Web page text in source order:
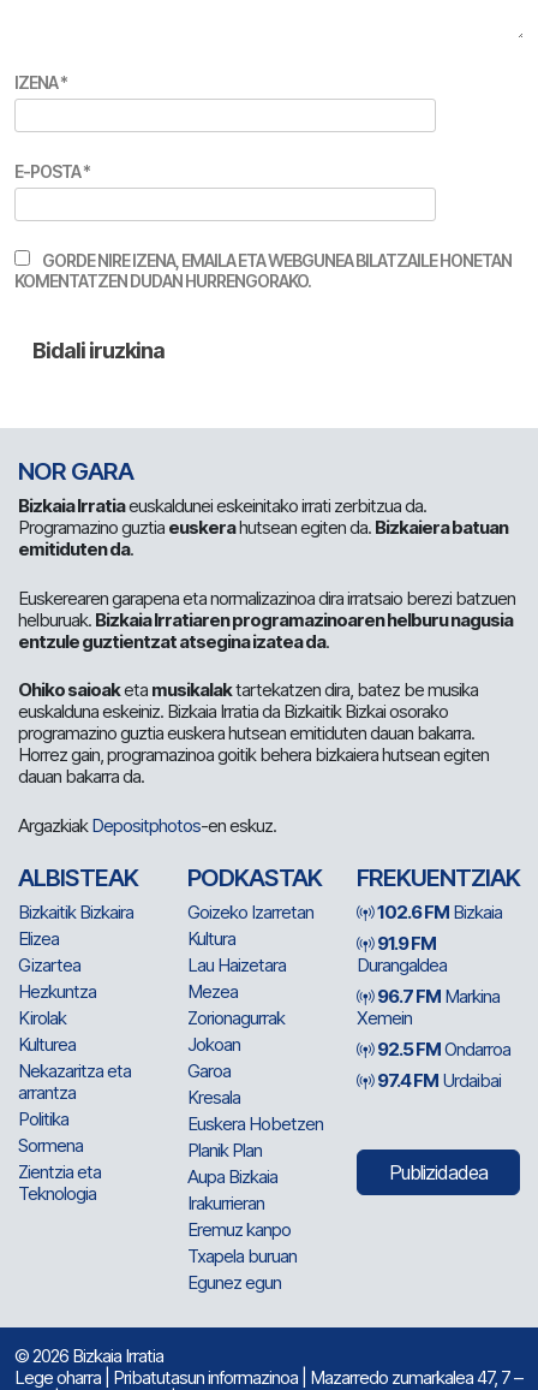
IZENA*
E-POSTA*
GORDE NIRE IZENA, EMAILA ETA WEBGUNEA BILATZAILE HONETAN
KOMENTATZEN DUDAN HURRENGORAKO.
NOR GARA
Bizkaia Irratiaeuskaldunei eskeinitako irrati zerbitzua da.
Programazino guztia euskerahutsean egiten da. Bizkaiera batuan
emitiduten da.
Euskerearen garapena eta normalizazinoa dira irratsaio berezi batzuen
helburuak. Bizkaia Irratiaren programazinoaren helburu nagusia
entzule guztientzat atsegina izatea da.
Ohiko saioaketa musikalaktartekatzen dira, batez be musika
euskalduna eskeiniz. Bizkaia Irratia da Bizkaitik Bizkai osorako
programazino guztia euskera hutsean emitiduten dauan bakarra.
Horrez gain, programazinoa goitik behera bizkaiera hutsean egiten
dauan bakarra da.
ArgazkiakDepositphotos-en eskuz.
ALBISTEAK
Bizkaitik Bizkaira
Elizea
Gizartea
Hezkuntza
Kirolak
Kulturea
Nekazaritza eta
arrantza
Politika
Sormena
Zientzia eta
Teknologia
PODKASTAK
Goizeko Izarretan
Kultura
Lau Haizetara
Mezea
Zorionagurrak
Jokoan
Garoa
Kresala
Euskera Hobetzen
Planik Plan
Aupa Bizkaia
Irakurrieran
Eremuz kanpo
Txapela buruan
Egunez egun
FREKUENTZIAK
102.6 FM Bizkaia
91.9 FM
Durangaldea
96.7 FM Markina
Xemein
92.5 FMOndarroa
97.4 FM Urdaibai
Publizidadea
© 2026 Bizkaia Irratia
Lege oharra Pribatutasun informazinoa | Mazarredo zumarkalea 47, 7 –